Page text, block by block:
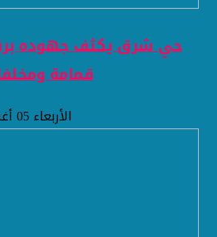
قمامة
الأربعاء 05 أغسطس 2026 04:24 مساءً